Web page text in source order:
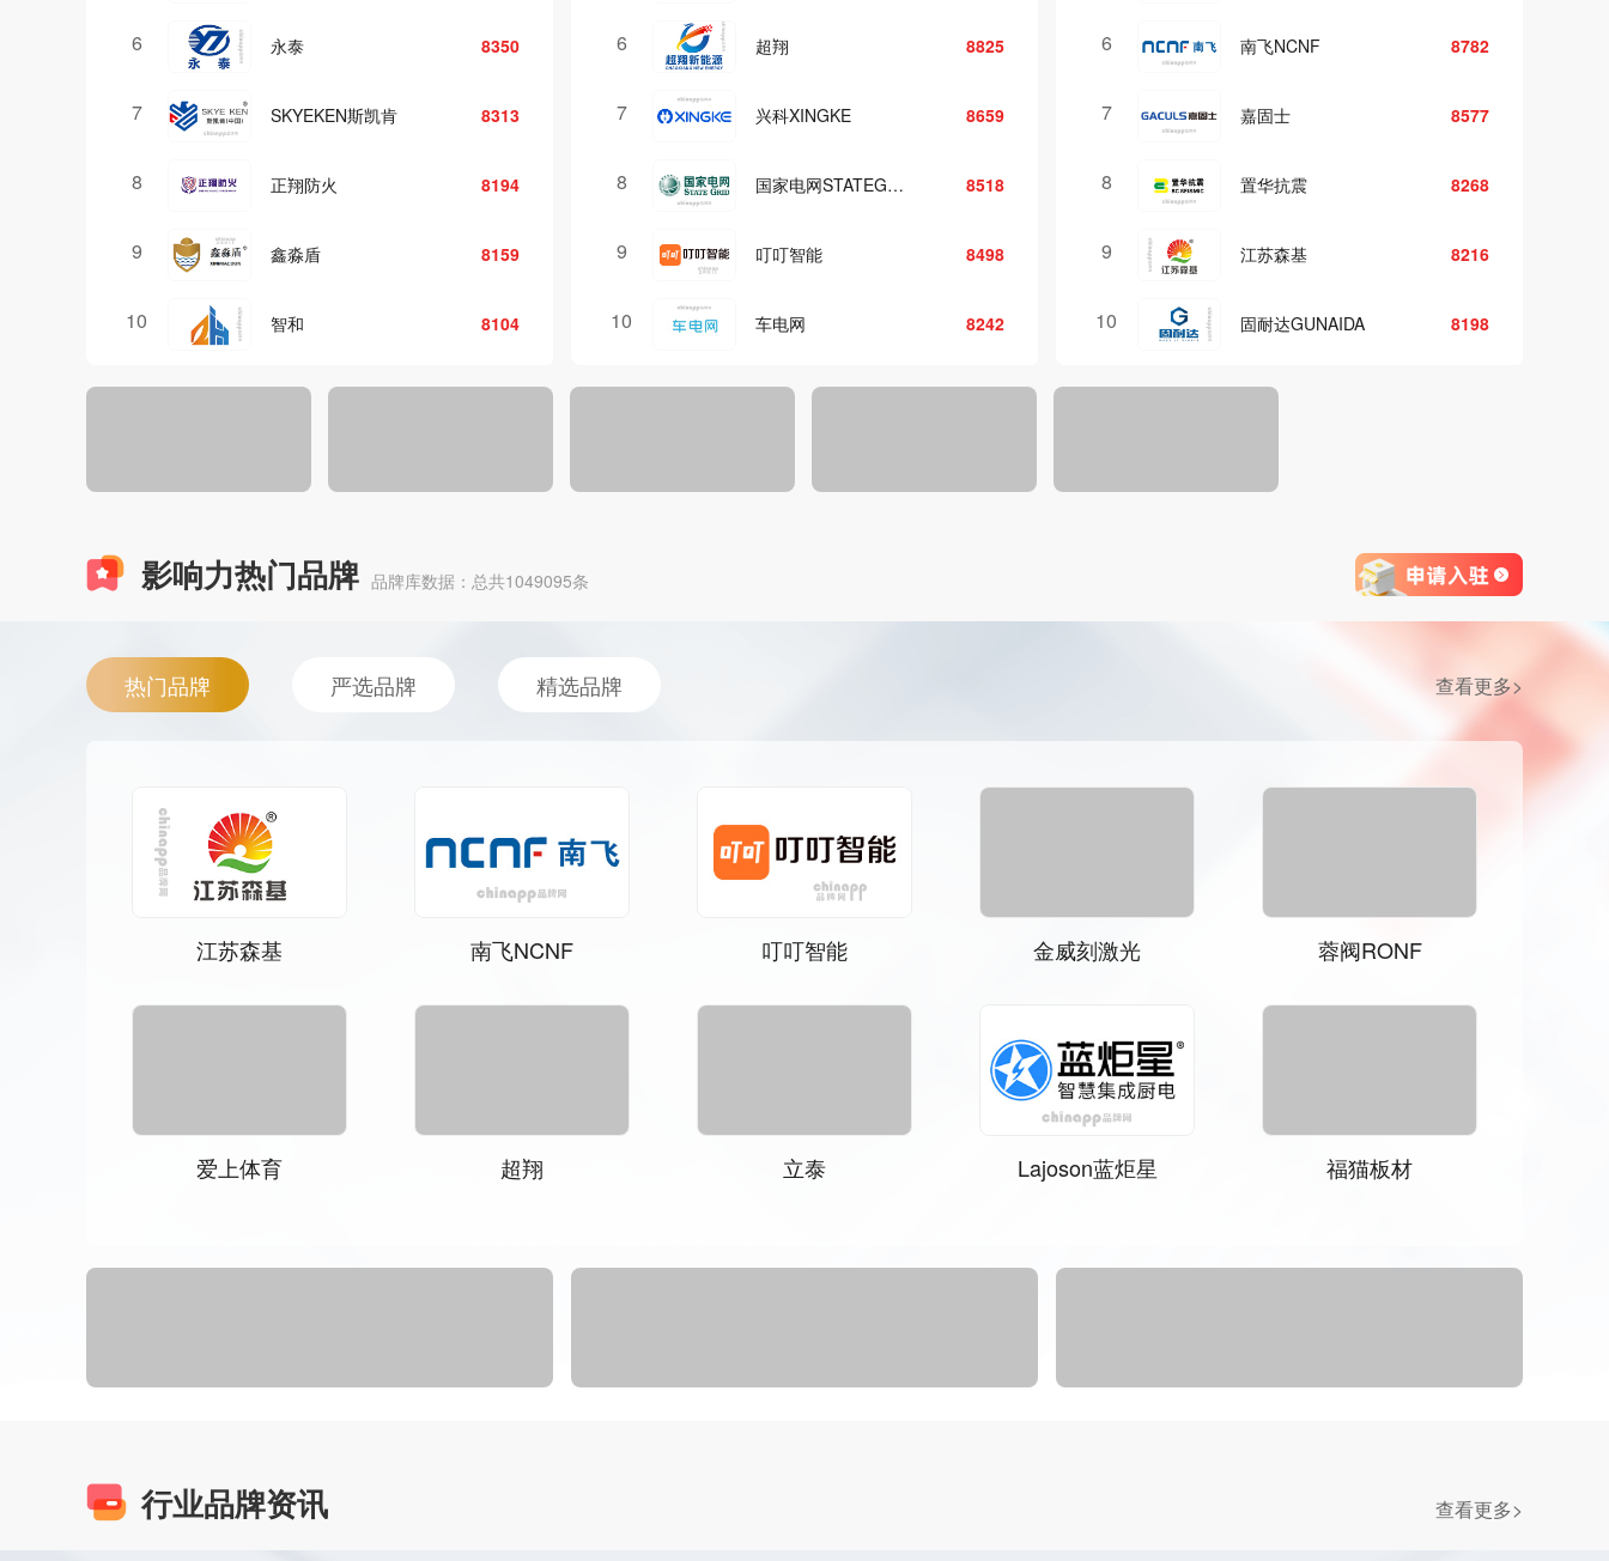
6 超翔 8825
7 兴科XINGKE 8659
8 8518
9 叮叮智能 8498
10 车电网 8242
6 南飞NCNF 8782
7 嘉固士 8577
8 置华抗震 8268
9 江苏森基 8216
10 固耐达GUNAIDA 8198
6 瑞龙防水 8858
7 宏恒达 8669
8 宏源防水 8540
9 北新防水 8241
10 阿尔法 8186
影响力热门品牌 品牌库数据：总共1049095条
热门品牌 严选品牌 精选品牌 查看更多>
高通阀门GTVF 大宏立机器 美罗家纺 天雁管道 创星地板
克兰茨KELANCI 悍马HORSE 锐博科技 八达 Bange邦钲电气
行业品牌资讯 查看更多>